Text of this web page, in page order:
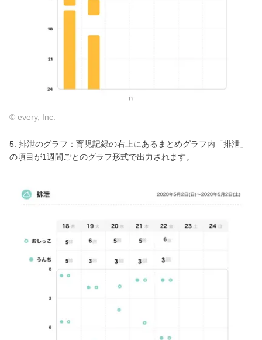
© every, Inc.
5. 排泄のグラフ：育児記録の右上にあるまとめグラフ内「排泄」
の項目が1週間ごとのグラフ形式で出力されます。